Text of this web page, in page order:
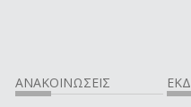
ΑΝΑΚΟΙΝΩΣΕΙΣ